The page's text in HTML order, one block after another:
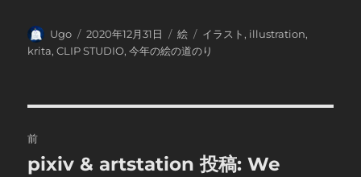
投
稿
Ugo
投
稿
2020年12月31日
カ
テ
絵
タ
グ
イラスト, illustration,
krita,CLIP STUDIO,今年の絵の道のり
稿
前
前
pixiv & artstation 投稿: We